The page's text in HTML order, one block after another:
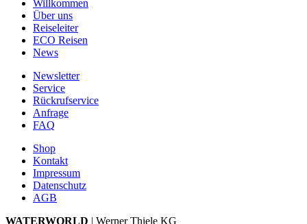
Willkommen
Über uns
Reiseleiter
ECO Reisen
News
Newsletter
Service
Rückrufservice
Anfrage
FAQ
Shop
Kontakt
Impressum
Datenschutz
AGB
WATERWORLD | Werner Thiele KG